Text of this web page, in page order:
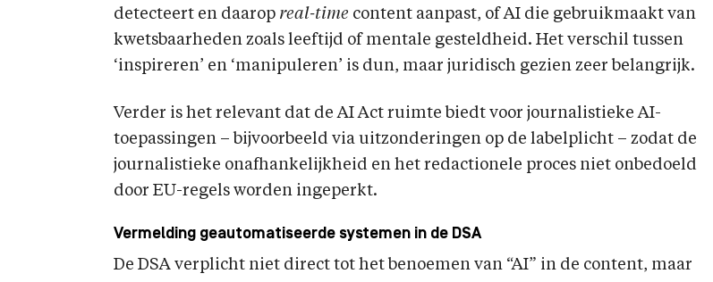
detecteert en daarop real-time content aanpast, of AI die gebruikmaakt van
kwetsbaarheden zoals leeftijd of mentale gesteldheid. Het verschil tussen
‘inspireren’ en ‘manipuleren’ is dun, maar juridisch gezien zeer belangrijk.
Verder is het relevant dat de AI Act ruimte biedt voor journalistieke AI-
toepassingen – bijvoorbeeld via uitzonderingen op de labelplicht – zodat de
journalistieke onafhankelijkheid en het redactionele proces niet onbedoeld
door EU-regels worden ingeperkt.
Vermelding geautomatiseerde systemen in de DSA
De DSA verplicht niet direct tot het benoemen van “AI” in de content, maar